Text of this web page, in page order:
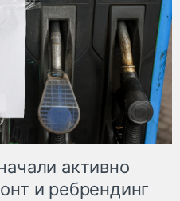
активно
и ребрендинг